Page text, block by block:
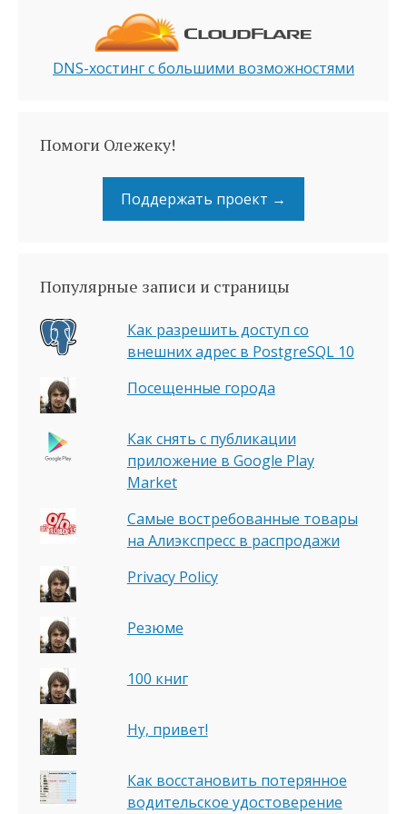
DNS-хостинг с большими возможностями
Помоги Олежеку!
Поддержать проект →
Популярные записи и страницы
Как разрешить доступ со
внешних адрес в PostgreSQL 10
Посещенные города
Как снять с публикации
приложение в Google Play
Market
Самые востребованные товары
на Алиэкспресс в распродажи
Privacy Policy
Резюме
100 книг
Ну, привет!
Как восстановить потерянное
водительское удостоверение